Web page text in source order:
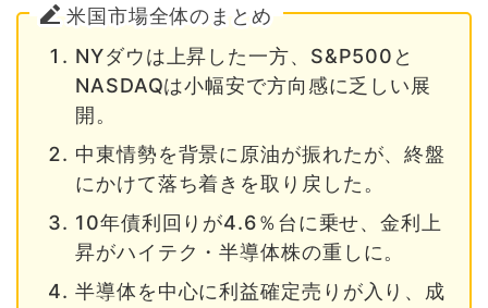
米国市場全体のまとめ
NYダウは上昇した一方、S&P500と
NASDAQは小幅安で方向感に乏しい展
開。
中東情勢を背景に原油が振れたが、終盤
にかけて落ち着きを取り戻した。
10年債利回りが4.6％台に乗せ、金利上
昇がハイテク・半導体株の重しに。
半導体を中心に利益確定売りが入り、成